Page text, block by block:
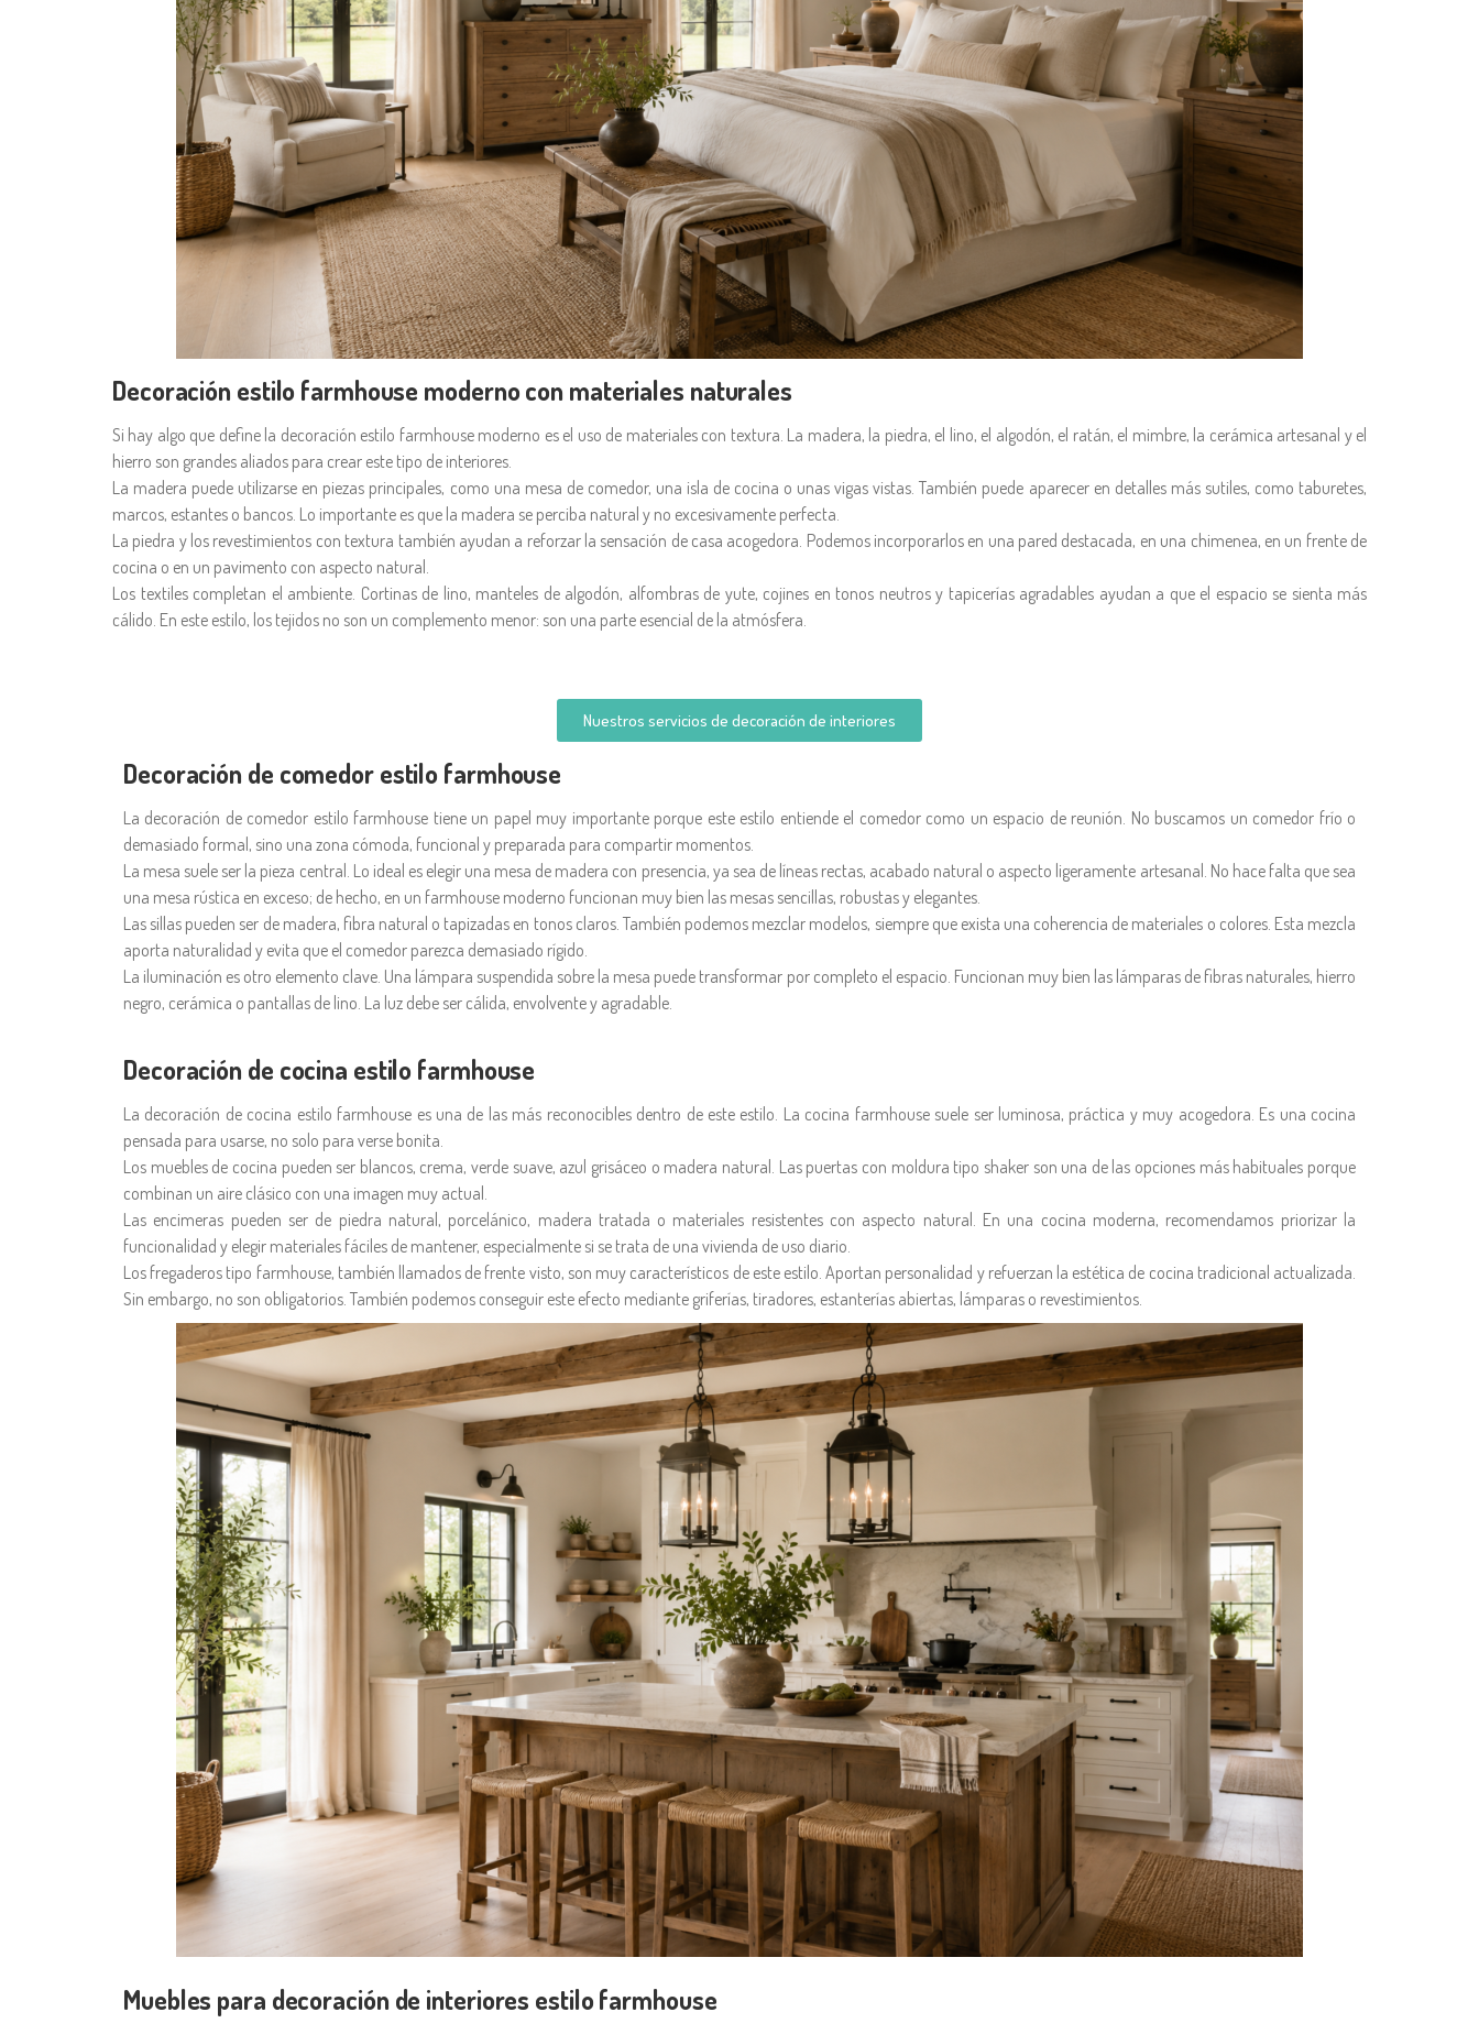
Decoración estilo farmhouse moderno con materiales naturales
Si hay algo que define la decoración estilo farmhouse moderno es el uso de materiales con textura. La madera, la piedra, el lino, el algodón, el ratán, el mimbre, la cerámica artesanal y el
hierro son grandes aliados para crear este tipo de interiores.
La madera puede utilizarse en piezas principales, como una mesa de comedor, una isla de cocina o unas vigas vistas. También puede aparecer en detalles más sutiles, como taburetes,
marcos, estantes o bancos. Lo importante es que la madera se perciba natural y no excesivamente perfecta.
La piedra y los revestimientos con textura también ayudan a reforzar la sensación de casa acogedora. Podemos incorporarlos en una pared destacada, en una chimenea, en un frente de
cocina o en un pavimento con aspecto natural.
Los textiles completan el ambiente. Cortinas de lino, manteles de algodón, alfombras de yute, cojines en tonos neutros y tapicerías agradables ayudan a que el espacio se sienta más
cálido. En este estilo, los tejidos no son un complemento menor: son una parte esencial de la atmósfera.
Nuestros servicios de decoración de interiores
Decoración de comedor estilo farmhouse
La decoración de comedor estilo farmhouse tiene un papel muy importante porque este estilo entiende el comedor como un espacio de reunión. No buscamos un comedor frío o
demasiado formal, sino una zona cómoda, funcional y preparada para compartir momentos.
La mesa suele ser la pieza central. Lo ideal es elegir una mesa de madera con presencia, ya sea de líneas rectas, acabado natural o aspecto ligeramente artesanal. No hace falta que sea
una mesa rústica en exceso; de hecho, en un farmhouse moderno funcionan muy bien las mesas sencillas, robustas y elegantes.
Las sillas pueden ser de madera, fibra natural o tapizadas en tonos claros. También podemos mezclar modelos, siempre que exista una coherencia de materiales o colores. Esta mezcla
aporta naturalidad y evita que el comedor parezca demasiado rígido.
La iluminación es otro elemento clave. Una lámpara suspendida sobre la mesa puede transformar por completo el espacio. Funcionan muy bien las lámparas de fibras naturales, hierro
negro, cerámica o pantallas de lino. La luz debe ser cálida, envolvente y agradable.
Decoración de cocina estilo farmhouse
La decoración de cocina estilo farmhouse es una de las más reconocibles dentro de este estilo. La cocina farmhouse suele ser luminosa, práctica y muy acogedora. Es una cocina
pensada para usarse, no solo para verse bonita.
Los muebles de cocina pueden ser blancos, crema, verde suave, azul grisáceo o madera natural. Las puertas con moldura tipo shaker son una de las opciones más habituales porque
combinan un aire clásico con una imagen muy actual.
Las encimeras pueden ser de piedra natural, porcelánico, madera tratada o materiales resistentes con aspecto natural. En una cocina moderna, recomendamos priorizar la
funcionalidad y elegir materiales fáciles de mantener, especialmente si se trata de una vivienda de uso diario.
Los fregaderos tipo farmhouse, también llamados de frente visto, son muy característicos de este estilo. Aportan personalidad y refuerzan la estética de cocina tradicional actualizada.
Sin embargo, no son obligatorios. También podemos conseguir este efecto mediante griferías, tiradores, estanterías abiertas, lámparas o revestimientos.
Muebles para decoración de interiores estilo farmhouse